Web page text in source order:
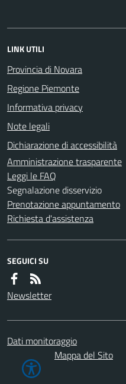
LINK UTILI
Provincia di Novara
Regione Piemonte
Informativa privacy
Note legali
Dichiarazione di accessibilità
Amministrazione trasparente
Leggi le FAQ
Segnalazione disservizio
Prenotazione appuntamento
Richiesta d'assistenza
SEGUICI SU
Newsletter
Dati monitoraggio
Mappa del Sito